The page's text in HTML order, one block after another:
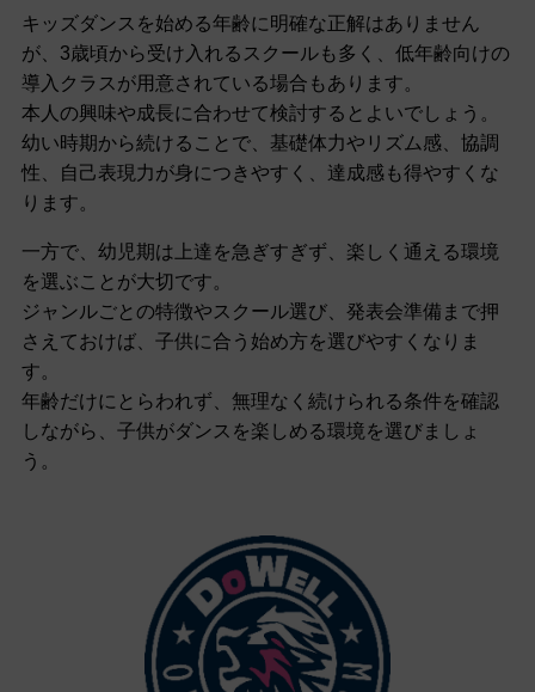
キッズダンスを始める年齢に明確な正解はありません
が、3歳頃から受け入れるスクールも多く、低年齢向けの
導入クラスが用意されている場合もあります。
本人の興味や成長に合わせて検討するとよいでしょう。
幼い時期から続けることで、基礎体力やリズム感、協調
性、自己表現力が身につきやすく、達成感も得やすくな
ります。
一方で、幼児期は上達を急ぎすぎず、楽しく通える環境
を選ぶことが大切です。
ジャンルごとの特徴やスクール選び、発表会準備まで押
さえておけば、子供に合う始め方を選びやすくなりま
す。
年齢だけにとらわれず、無理なく続けられる条件を確認
しながら、子供がダンスを楽しめる環境を選びましょ
う。